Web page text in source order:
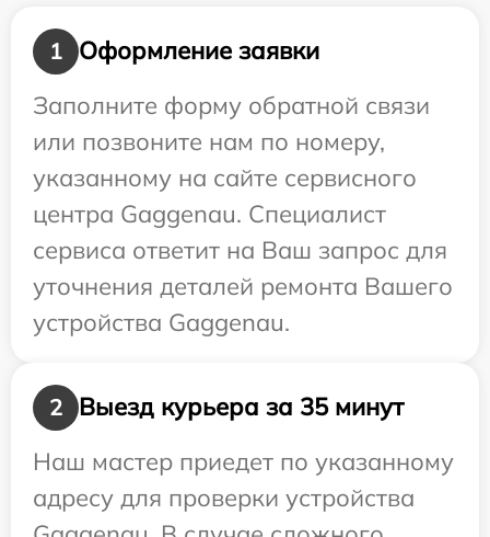
1
Оформление заявки
Заполните форму обратной связи
или позвоните нам по номеру,
указанному на сайте сервисного
центра Gaggenau. Специалист
сервиса ответит на Ваш запрос для
уточнения деталей ремонта Вашего
устройства Gaggenau.
2
Выезд курьера за 35 минут
Наш мастер приедет по указанному
адресу для проверки устройства